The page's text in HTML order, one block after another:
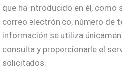
que ha introducido en él, como
correo electrónico, número de
información se utiliza
consulta y proporcionarle el
solicitados.